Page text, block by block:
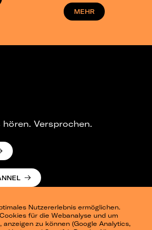
MEHR
Nutzererlebnis ermöglichen.
für die Webanalyse und um
anzeigen zu können (Google Analytics,
Versprochen.